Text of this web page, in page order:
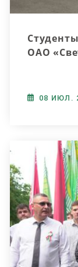
ОАО
08 ИЮЛ.